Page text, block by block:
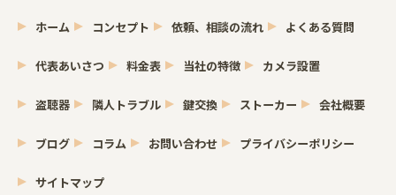
ホーム コンセプト 依頼、相談の流れ よくある質問
代表あいさつ 料金表 当社の特徴 カメラ設置
盗聴器 隣人トラブル 鍵交換 ストーカー 会社概要
ブログ コラム お問い合わせ プライバシーポリシー
サイトマップ